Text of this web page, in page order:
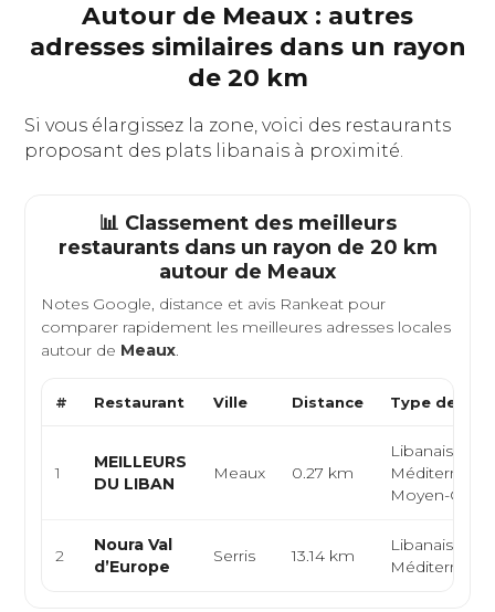
Autour de Meaux : autres
adresses similaires dans un rayon
de 20 km
Si vous élargissez la zone, voici des restaurants
proposant des plats libanais à proximité.
📊 Classement des meilleurs
restaurants dans un rayon de 20 km
autour de Meaux
Notes Google, distance et avis Rankeat pour
comparer rapidement les meilleures adresses locales
autour de Meaux.
# Restaurant Ville Distance Type de
1
MEILLEURS
DU LIBAN
Meaux 0.27 km
Libanaise,
Moyen-
2
Noura Val
d’Europe
Serris 13.14 km
Libanaise,